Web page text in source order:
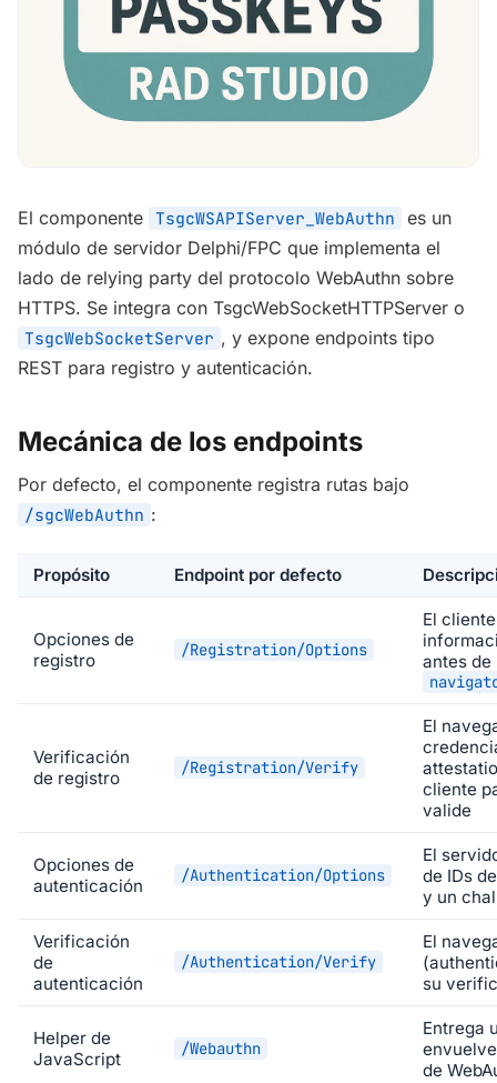
El componente TsgcWSAPIServer_WebAuthn
es un
módulo de servidor Delphi/FPC que implementa el
lado de relying party del protocolo WebAuthn sobre
HTTPS. Se integra con TsgcWebSocketHTTPServer o
TsgcWebSocketServer , y expone endpoints tipo
REST para registro y autenticación.
Mecánica de los endpoints
Por defecto, el componente registra rutas bajo
/sgcWebAuthn :
Propósito Endpoint por defecto
Opciones de
registro
/Registration/Options
El
antes de
Verificación
de registro
/Registration/Verify
El
cliente
valide
Opciones de
autenticación
/Authentication/Options
El
de IDs
y un
Verificación
de
autenticación
/Authentication/Verify
El
su
Helper de
JavaScript
/Webauthn
Entrega
de